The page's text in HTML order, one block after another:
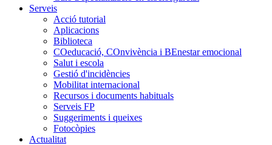
Serveis
Acció tutorial
Aplicacions
Biblioteca
COeducació, COnvivència i BEnestar emocional
Salut i escola
Gestió d'incidències
Mobilitat internacional
Recursos i documents habituals
Serveis FP
Suggeriments i queixes
Fotocòpies
Actualitat